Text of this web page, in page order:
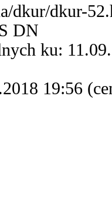
dkur/dkur-
DN
ku:
19:56